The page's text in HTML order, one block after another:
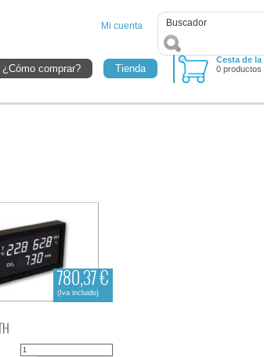
¿Cómo comprar? Tienda
Mi cuenta
Cesta de
0 productos
780,37 €
(Iva incluido)